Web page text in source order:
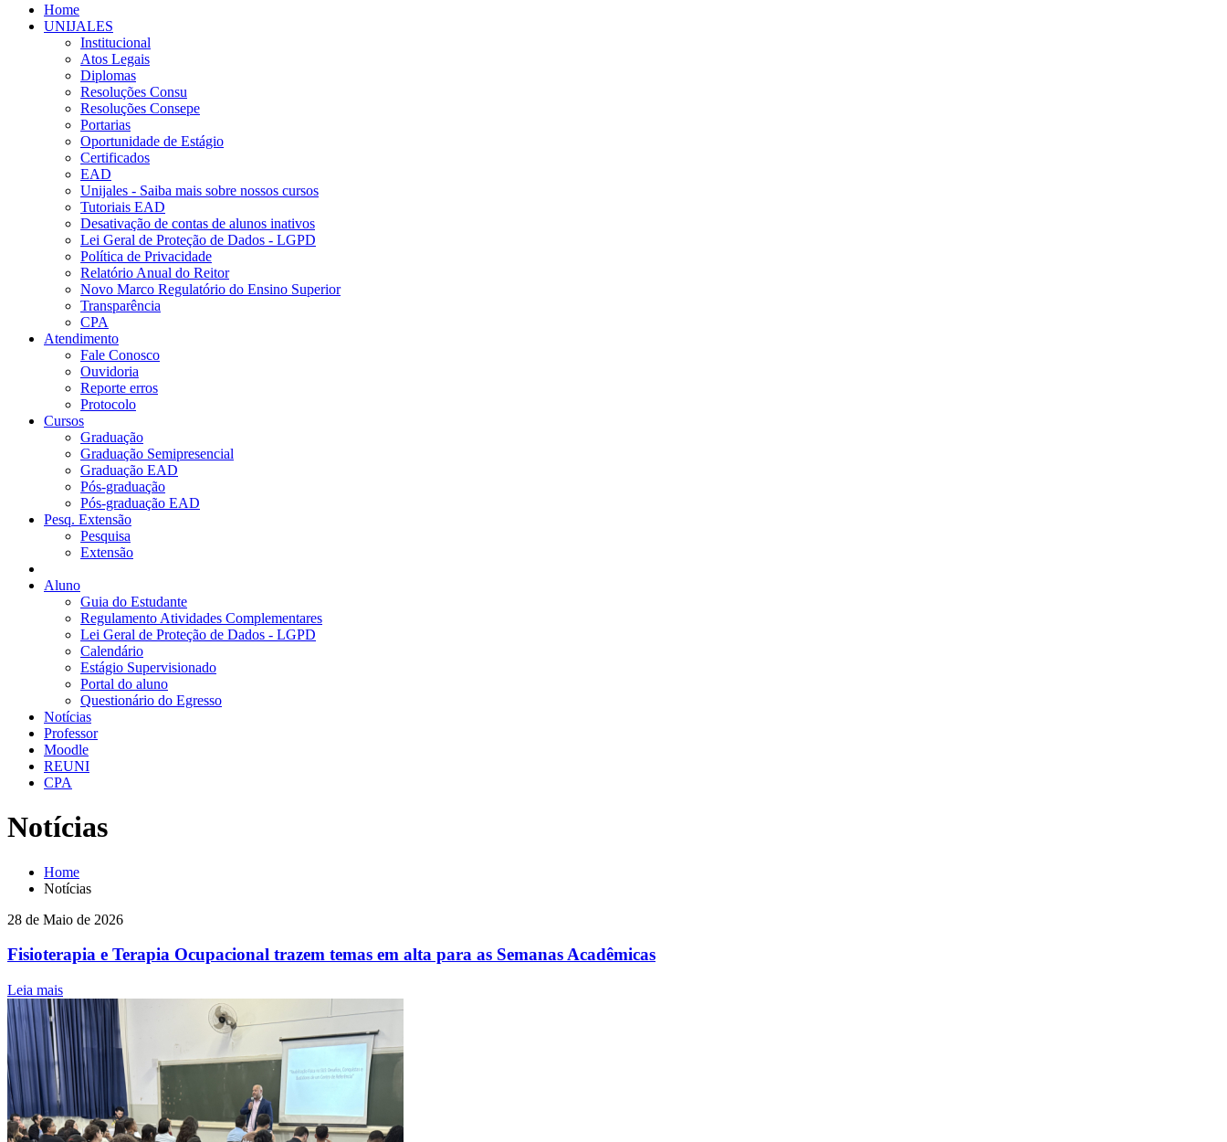
Home
UNIJALES
Institucional
Atos Legais
Diplomas
Resoluções Consu
Resoluções Consepe
Portarias
Oportunidade de Estágio
Certificados
EAD
Unijales - Saiba mais sobre nossos cursos
Tutoriais EAD
Desativação de contas de alunos inativos
Lei Geral de Proteção de Dados - LGPD
Política de Privacidade
Relatório Anual do Reitor
Novo Marco Regulatório do Ensino Superior
Transparência
CPA
Atendimento
Fale Conosco
Ouvidoria
Reporte erros
Protocolo
Cursos
Graduação
Graduação Semipresencial
Graduação EAD
Pós-graduação
Pós-graduação EAD
Pesq. Extensão
Pesquisa
Extensão
Aluno
Guia do Estudante
Regulamento Atividades Complementares
Lei Geral de Proteção de Dados - LGPD
Calendário
Estágio Supervisionado
Portal do aluno
Questionário do Egresso
Notícias
Professor
Moodle
REUNI
CPA
Notícias
Home
Notícias
28 de Maio de 2026
Fisioterapia e Terapia Ocupacional trazem temas em alta para as Semanas Acadêmicas
Leia mais